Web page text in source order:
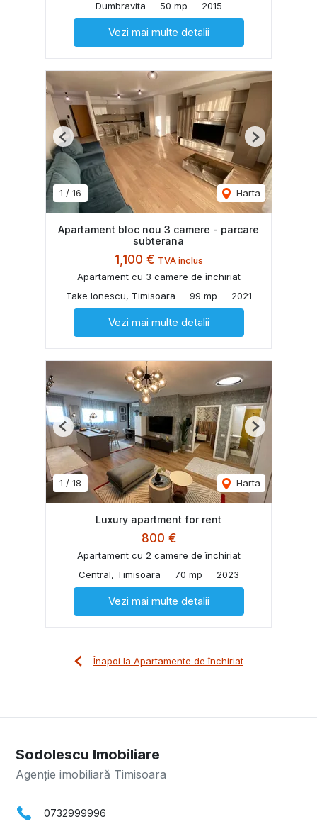
Dumbravita
50 mp 2015
Vezi mai multe detalii
1 / 16 Harta
Previous Next
Apartament bloc nou 3 camere - parcare
subterana
1,100 € TVA inclus
Apartament cu 3 camere de închiriat
Take Ionescu, Timisoara
99 mp 2021
Vezi mai multe detalii
1 / 18 Harta
Previous Next
Luxury apartment for rent
800 €
Apartament cu 2 camere de închiriat
Central, Timisoara
70 mp 2023
Vezi mai multe detalii
Înapoi la Apartamente de închiriat
Sodolescu Imobiliare
Agenție imobiliară Timisoara
0732999996